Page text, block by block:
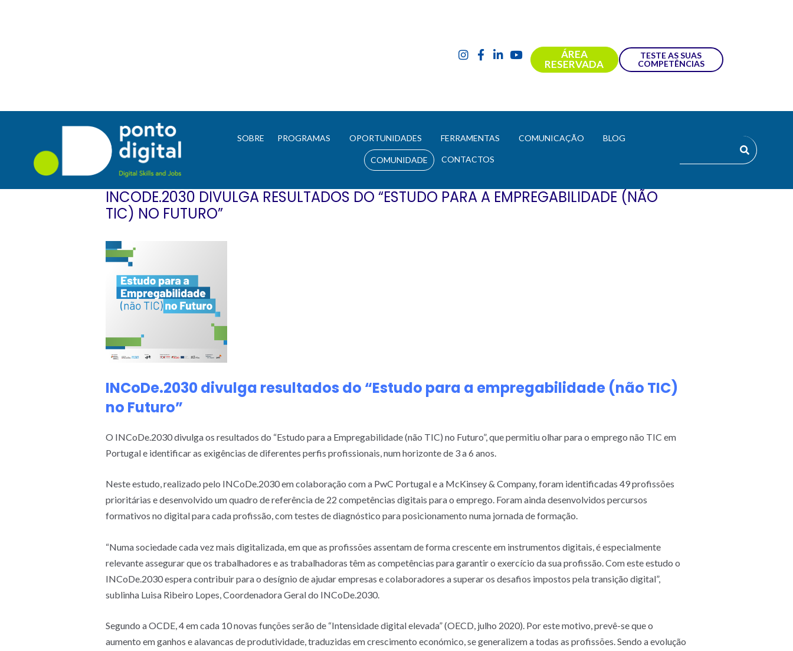
ÁREA
RESERVADA
TESTE AS SUAS
COMPETÊNCIAS
SOBRE PROGRAMAS OPORTUNIDADES FERRAMENTAS COMUNICAÇÃO BLOG
COMUNIDADE CONTACTOS
INCODE.2030 DIVULGA RESULTADOS DO “ESTUDO PARA A EMPREGABILIDADE (NÃO
TIC) NO FUTURO”
INCoDe.2030 divulga resultados do “Estudo para a empregabilidade (não TIC)
no Futuro”
O INCoDe.2030 divulga os resultados do “Estudo para a Empregabilidade (não TIC) no Futuro”, que permitiu olhar para o emprego não TIC em
Portugal e identificar as exigências de diferentes perfis profissionais, num horizonte de 3 a 6 anos.
Neste estudo, realizado pelo INCoDe.2030 em colaboração com a PwC Portugal e a McKinsey & Company, foram identificadas 49 profissões
prioritárias e desenvolvido um quadro de referência de 22 competências digitais para o emprego. Foram ainda desenvolvidos percursos
formativos no digital para cada profissão, com testes de diagnóstico para posicionamento numa jornada de formação.
“Numa sociedade cada vez mais digitalizada, em que as profissões assentam de forma crescente em instrumentos digitais, é especialmente
relevante assegurar que os trabalhadores e as trabalhadoras têm as competências para garantir o exercício da sua profissão. Com este estudo o
INCoDe.2030 espera contribuir para o desígnio de ajudar empresas e colaboradores a superar os desafios impostos pela transição digital”,
sublinha Luisa Ribeiro Lopes, Coordenadora Geral do INCoDe.2030.
Segundo a OCDE, 4 em cada 10 novas funções serão de “Intensidade digital elevada” (OECD, julho 2020). Por este motivo, prevê-se que o
aumento em ganhos e alavancas de produtividade, traduzidas em crescimento económico, se generalizem a todas as profissões. Sendo a evolução